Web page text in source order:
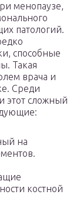
менопаузе,
патологий.
способные
Такая
врача и
Среди
этот сложный
на
костной